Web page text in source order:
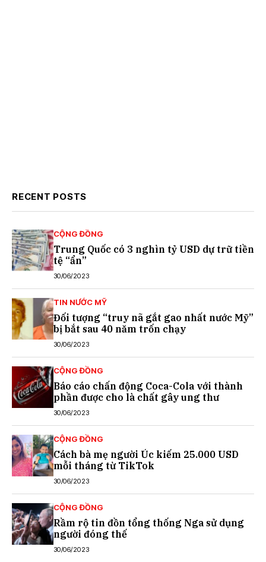
RECENT POSTS
CỘNG ĐỒNG
Trung Quốc có 3 nghìn tỷ USD dự trữ tiền
tệ “ẩn”
30/06/2023
TIN NƯỚC MỸ
Đối tượng “truy nã gắt gao nhất nước Mỹ”
bị bắt sau 40 năm trốn chạy
30/06/2023
CỘNG ĐỒNG
Báo cáo chấn động Coca-Cola với thành
phần được cho là chất gây ung thư
30/06/2023
CỘNG ĐỒNG
Cách bà mẹ người Úc kiếm 25.000 USD
mỗi tháng từ TikTok
30/06/2023
CỘNG ĐỒNG
Rầm rộ tin đồn tổng thống Nga sử dụng
người đóng thế
30/06/2023